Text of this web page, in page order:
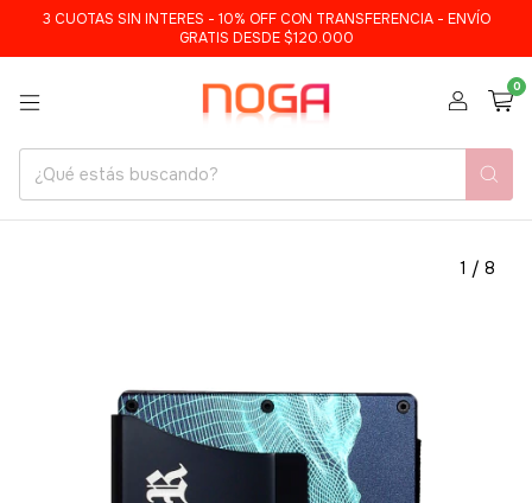
3 CUOTAS SIN INTERES - 10% OFF CON TRANSFERENCIA - ENVÍO
GRATIS DESDE $120.000
0
1 / 8